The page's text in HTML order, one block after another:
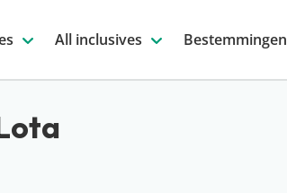
All inclusives Bestemmingen